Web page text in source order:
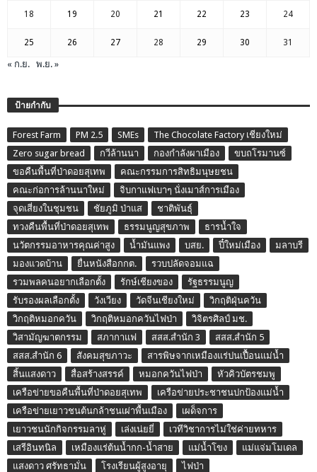
18 19 20 21 22 23 24
25 26 27 28 29 30 31
« ก.ย. พ.ย. »
ป้ายกำกับ
Forest Farm PM 2.5 SMEs
The Chocolate Factory เชียงใหม่
Zero sugar bread
กวีล้านนา กองกำลังผาเมือง
ขบถโรมานซ์
ขอคืนพื้นที่ป่าดอยสุเทพ
คณะกรรมการสิทธิมนุษยชน
คณะก่อการล้านนาใหม่
จิบกาแฟเบาๆ นั่งเมาส์การเมือง
จุดเสี่ยงในชุมชน
ชัยภูมิ ป่าแส
ชาติพันธุ์
ทวงคืนพื้นที่ป่าดอยสุเทพ
ธรรมนูญสุขภาพ
ธารน้ำใจ
นวัตกรรมอาหารคุณค่าสูง
น้ำมันแพง บสย. ปี๋ใหม่เมือง
มลาบรี
มองแวดบ้าน
ยื่นหนังสือกกต.
รวบปลัดจอมแฉ
รวมพลคนอยากเลือกตั้ง
รักษ์เชียงของ
รัฐธรรมนูญ
รับรองผลเลือกตั้ง
วังเวียง วัดจีนเชียงใหม่
วิกฤติฝุ่นควัน
วิกฤติหมอกควัน
วิกฤติหมอกควันไฟป่า
วิจิตรศิลป์ มช.
วิสามัญฆาตกรรม
สภากาแฟ สสส.สำนัก 3
สสส.สำนัก 5
สสส.สำนัก 6
สังคมสุขภาวะ
สารพิษจากเหมืองแร่ปนเปื้อนแม่น้ำ
สิ้นแสงดาว
สื่อสร้างสรรค์ หมอกควันไฟป่า
หัวคิวบัตรชมพู
เครือข่ายขอคืนพื้นที่ป่าดอยสุเทพ
เครือข่ายประชาชนปกป้องแม่น้ำ
เครือข่ายเยาวชนต้นกล้าชนเผ่าพื้นเมือง
เผด็จการ
เยาวชนนักกิจกรรมลาหู่
เล่งเน่ยยี่
เวทีวิชาการไม่ใช่ค่ายทหาร
เสรีอินทนิล
เหมืองแร่ต้นน้ำกก-น้ำสาย แม่น้ำโขง
แม่แจ่มโมเดล
แสงดาว ศรัทธามั่น
โรงเรียนผู้สูงอายุ ไฟป่า